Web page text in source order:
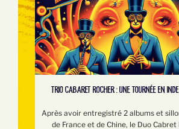
TRIO CABARET ROCHER : UNE TOURNÉE EN
Après avoir entregistré 2 albums et
de France et de Chine, le Duo Cabret